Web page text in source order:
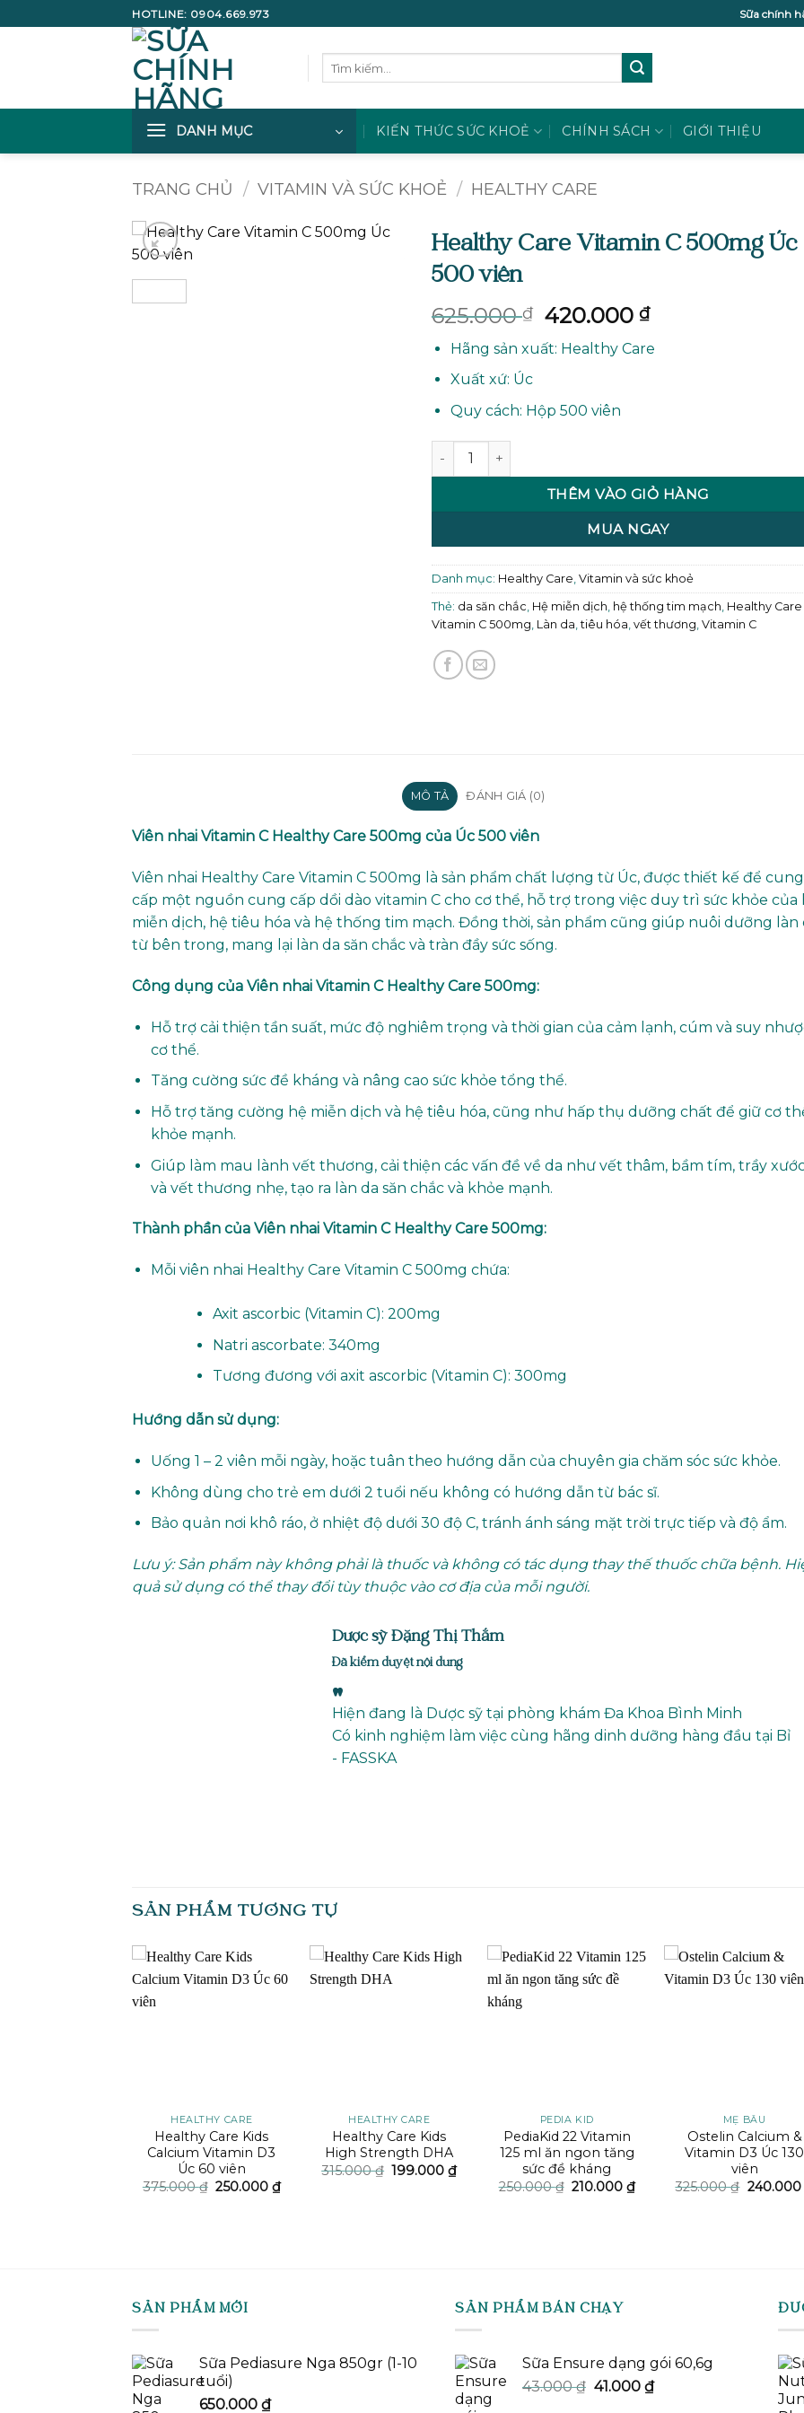
qua
HOTLINE: 0904.669.973 Sữa chính
DANH MỤC KIẾN THỨC SỨC KHOẺ CHÍNH SÁCH GIỚI THIỆU
TRANG CHỦ / VITAMIN VÀ SỨC KHOẺ / HEALTHY CARE
Healthy Care Vitamin C 500mg Úc
500 viên
625.000₫ Giá
gốc
là:
420.000₫Giá
tại
Hãng sản xuất: Healthy Care
Xuất xứ: Úc
Quy cách: Hộp 500 viên
Healthy Care Vitamin C 500mg Úc 500 viên số lượng
THÊM VÀO GIỎ HÀNG
MUA NGAY
Danh mục: Healthy Care, Vitamin và sức khoẻ
Thẻ: da săn chắc, Hệ miễn dịch, hệ thống tim mạch, Healthy Care
Vitamin C 500mg, Làn da,tiêu hóa, vết thương, Vitamin C
MÔ TẢ ĐÁNH GIÁ (0)
Viên nhai Vitamin C Healthy Care 500mg của Úc 500 viên
Viên nhai Healthy Care Vitamin C 500mg là sản phẩm chất lượng từ Úc, được thiết kế để cung
cấp một nguồn cung cấp dồi dào vitamin C cho cơ thể, hỗ trợ trong việc duy trì sức khỏe của
miễn dịch, hệ tiêu hóa và hệ thống tim mạch. Đồng thời, sản phẩm cũng giúp nuôi dưỡng làn
từ bên trong, mang lại làn da săn chắc và tràn đầy sức sống.
Công dụng của Viên nhai Vitamin C Healthy Care 500mg:
Hỗ trợ cải thiện tần suất, mức độ nghiêm trọng và thời gian của cảm lạnh, cúm và suy
cơ thể.
Tăng cường sức đề kháng và nâng cao sức khỏe tổng thể.
Hỗ trợ tăng cường hệ miễn dịch và hệ tiêu hóa, cũng như hấp thụ dưỡng chất để giữ cơ
khỏe mạnh.
Giúp làm mau lành vết thương, cải thiện các vấn đề về da như vết thâm, bầm tím, trầy
và vết thương nhẹ, tạo ra làn da săn chắc và khỏe mạnh.
Thành phần của Viên nhai Vitamin C Healthy Care 500mg:
Mỗi viên nhai Healthy Care Vitamin C 500mg chứa:
Axit ascorbic (Vitamin C): 200mg
Natri ascorbate: 340mg
Tương đương với axit ascorbic (Vitamin C): 300mg
Hướng dẫn sử dụng:
Uống 1 – 2 viên mỗi ngày, hoặc tuân theo hướng dẫn của chuyên gia chăm sóc sức khỏe.
Không dùng cho trẻ em dưới 2 tuổi nếu không có hướng dẫn từ bác sĩ.
Bảo quản nơi khô ráo, ở nhiệt độ dưới 30 độ C, tránh ánh sáng mặt trời trực tiếp và độ ẩm.
Lưu ý: Sản phẩm này không phải là thuốc và không có tác dụng thay thế thuốc chữa bệnh.
quả sử dụng có thể thay đổi tùy thuộc vào cơ địa của mỗi người.
Dược sỹ Đặng Thị Thắm
Đã kiểm duyệt nội dung
"
Hiện đang là Dược sỹ tại phòng khám Đa Khoa Bình Minh
Có kinh nghiệm làm việc cùng hãng dinh dưỡng hàng đầu tại Bỉ
- FASSKA
SẢN PHẨM TƯƠNG TỰ
HEALTHY CARE
Healthy Care Kids
Calcium Vitamin D3
Úc 60 viên
375.000₫ Giá
250.000₫Giá
HEALTHY CARE
Healthy Care Kids
High Strength DHA
315.000₫ Giá
199.000₫Giá
PEDIA KID
PediaKid 22 Vitamin
125 ml ăn ngon tăng
sức đề kháng
250.000₫ Giá
210.000 ₫Giá
MẸ BẦU
Ostelin Calcium &
Vitamin D3 Úc 130
viên
325.000₫ Giá
240.000
SẢN PHẨM MỚI
Sữa Pediasure Nga 850gr (1-10
tuổi)
650.000 ₫
SẢN PHẨM BÁN CHẠY
Sữa Ensure dạng gói 60,6g
43.000₫ Giá
41.000 ₫Giá